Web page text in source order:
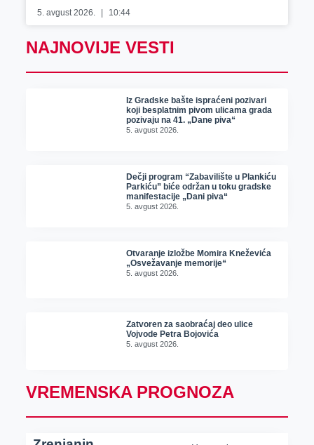
5. avgust 2026. 10:44
NAJNOVIJE VESTI
Iz Gradske bašte ispraćeni pozivari
koji besplatnim pivom ulicama grada
pozivaju na 41. „Dane piva“
5. avgust 2026.
Dečji program “Zabavilište u Plankiću
Parkiću” biće održan u toku gradske
manifestacije „Dani piva“
5. avgust 2026.
Otvaranje izložbe Momira Kneževića
„Osvežavanje memorije“
5. avgust 2026.
Zatvoren za saobraćaj deo ulice
Vojvode Petra Bojovića
5. avgust 2026.
VREMENSKA PROGNOZA